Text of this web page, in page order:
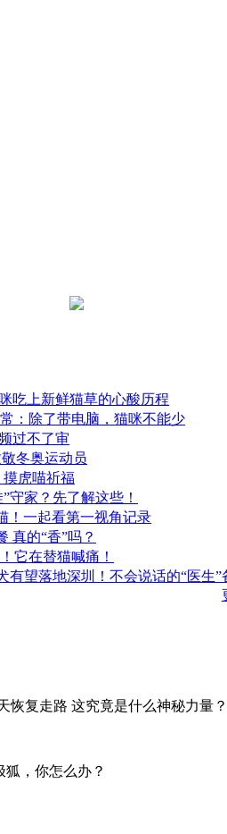
吃上新鲜猫草的心酸历程
：除了带电脑，猫咪不能少
过不了审
冬奥运动员
虎喵祈福
守家？先了解这些！
！一起看第一视角记录
真的“香”吗？
它在替猫喊痛！
有望落地深圳！不会说话的“医生”
恢复走路 这究竟是什么神秘力量？
，你怎么办？